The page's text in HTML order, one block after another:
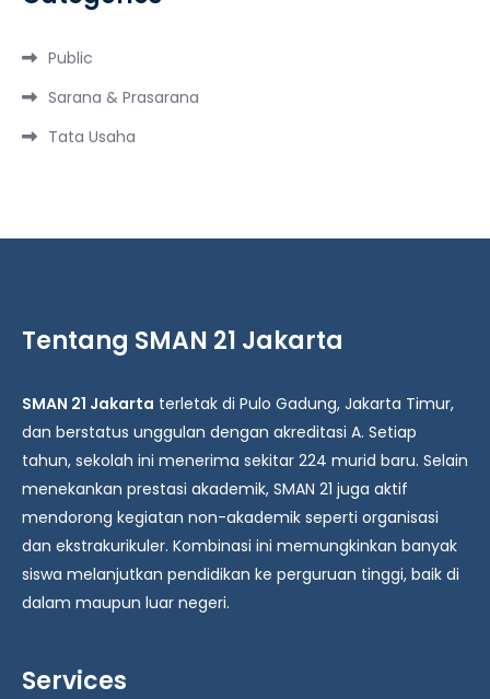
Public
Sarana & Prasarana
Tata Usaha
Tentang SMAN 21 Jakarta
SMAN 21 Jakarta terletak di Pulo Gadung, Jakarta Timur,
dan berstatus unggulan dengan akreditasi A. Setiap
tahun, sekolah ini menerima sekitar 224 murid baru. Selain
menekankan prestasi akademik, SMAN 21 juga aktif
mendorong kegiatan non-akademik seperti organisasi
dan ekstrakurikuler. Kombinasi ini memungkinkan banyak
siswa melanjutkan pendidikan ke perguruan tinggi, baik di
dalam maupun luar negeri.
Services